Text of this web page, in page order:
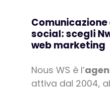
social: scegli
web marketing
Nous WS è l’
attiva dal 2004,